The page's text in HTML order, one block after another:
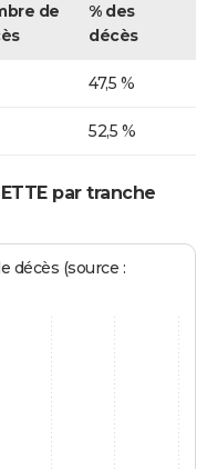
de
% des
décès
47,5 %
52,5 %
par tranche
décès (source :